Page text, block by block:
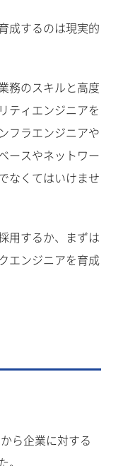
成するのは現実的
務のスキルと高度
ティエンジニアを
フラエンジニアや
ースやネットワー
なくてはいけませ
用するか、まずは
エンジニアを育成
ら企業に対する